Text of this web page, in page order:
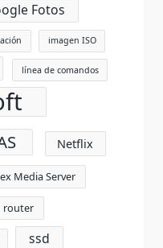
Fotos
imagen ISO
línea de comandos
Netflix
Media Server
router
ssd